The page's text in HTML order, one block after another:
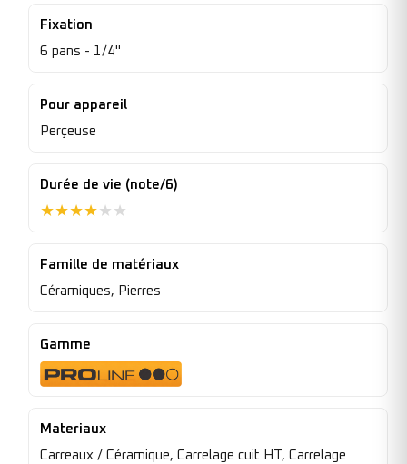
Fixation
6 pans - 1/4"
Pour appareil
Perçeuse
Durée de vie (note/6)
★★★★★ ★
Famille de matériaux
Céramiques, Pierres
Gamme
Materiaux
Carreaux / Céramique, Carrelage cuit HT, Carrelage